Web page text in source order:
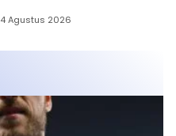
4 Agustus 2026